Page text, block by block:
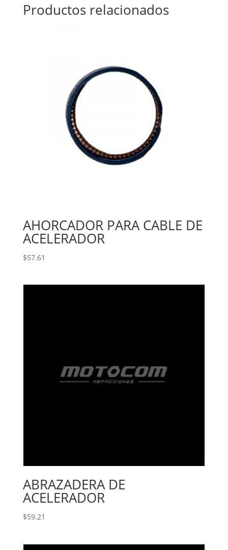
Productos relacionados
AHORCADOR PARA CABLE DE
ACELERADOR
$57.61
ABRAZADERA DE
ACELERADOR
$59.21